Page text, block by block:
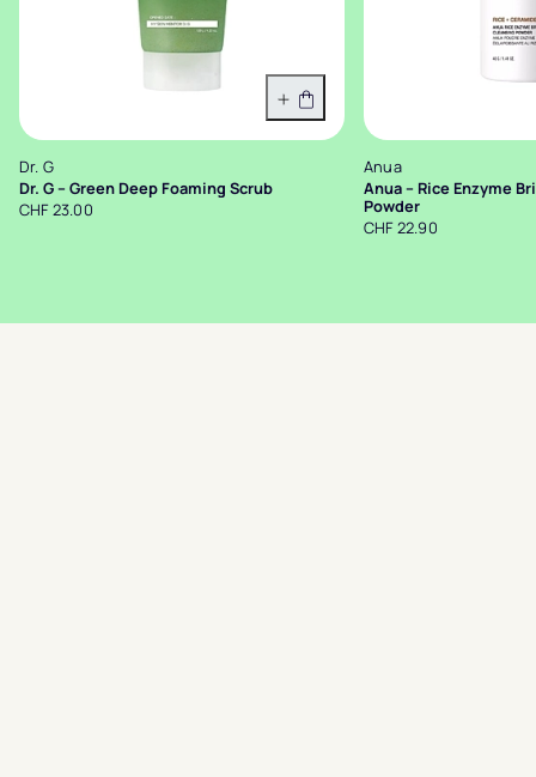
In den Warenkorb
Dr. G
Dr. G – Green Deep Foaming Scrub
CHF 23.00
Anua
Anua – Rice Enzyme
Powder
CHF 22.90